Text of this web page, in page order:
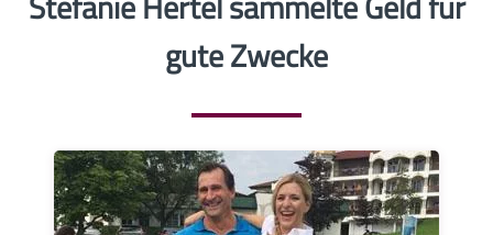
gute Zwecke